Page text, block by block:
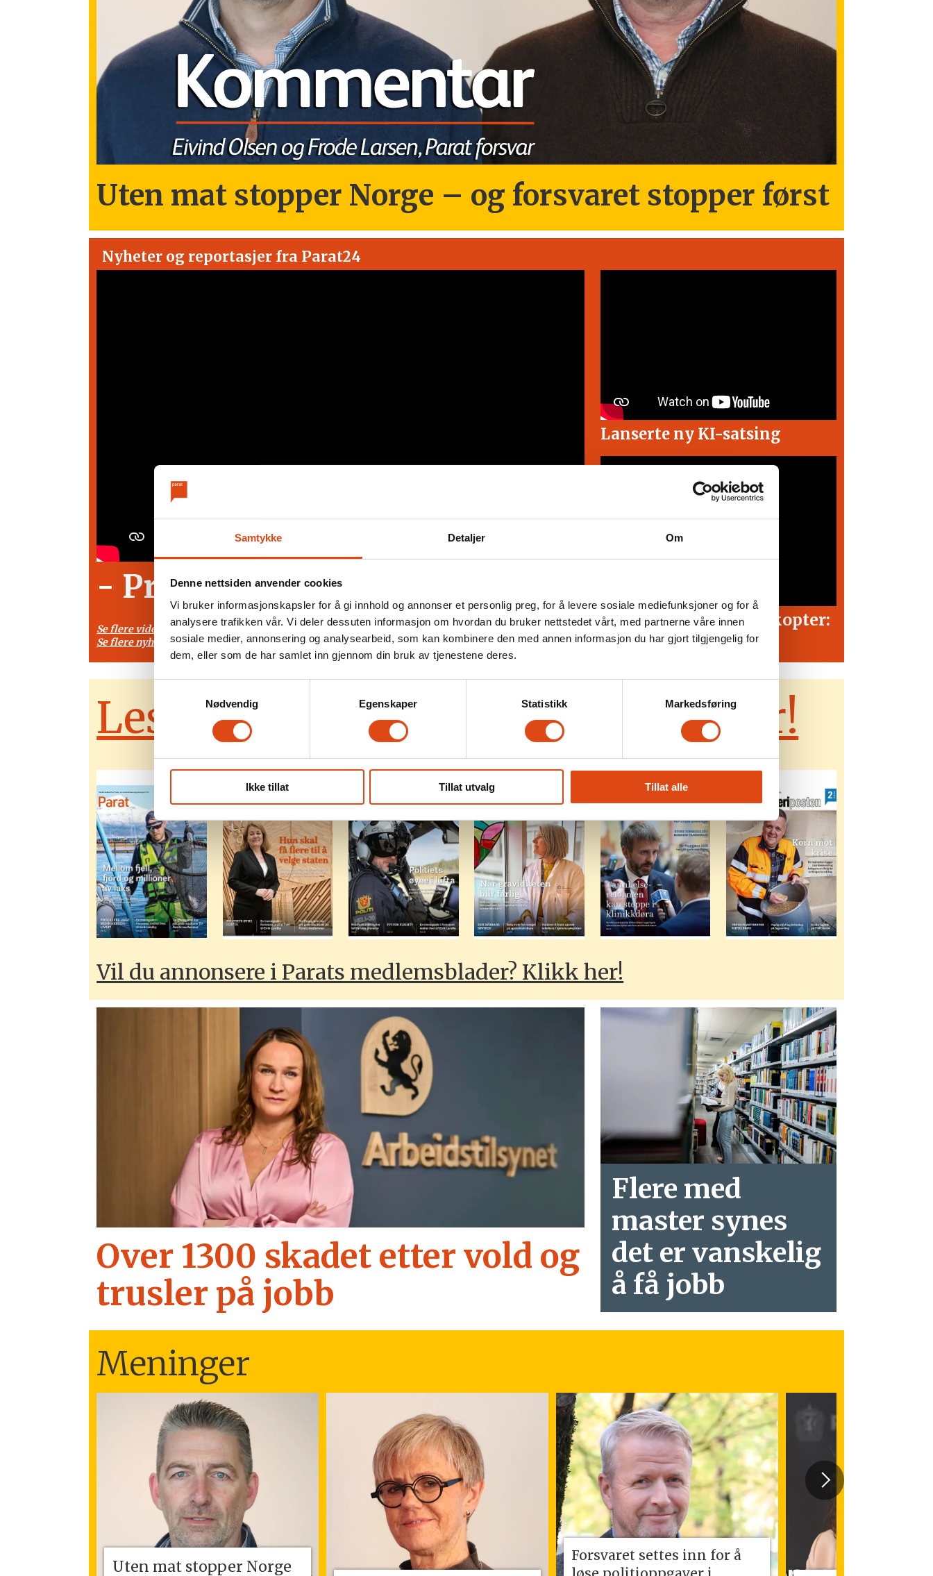
Samtykke Detaljer Om
Denne nettsiden anvender cookies
Vi bruker informasjonskapsler for å gi innhold og annonser et personlig preg, for å levere sosiale mediefunksjoner og for å
analysere trafikken vår. Vi deler dessuten informasjon om hvordan du bruker nettstedet vårt, med partnerne våre innen
sosiale medier, annonsering og analysearbeid, som kan kombinere den med annen informasjon du har gjort tilgjengelig for
dem, eller som de har samlet inn gjennom din bruk av tjenestene deres.
Nødvendig
Egenskaper Statistikk Markedsføring
Ikke tillat Tillat utvalg Tillat alle
Uten mat stopper Norge – og forsvaret stopper først
Nyheter og reportasjer fra Parat24
- Pride betyr kjærlighet
Se flere videointervjuer og -reportasjer her
Se flere nyhetsvideoer fra Parat24 her
Lanserte ny KI-satsing
Anders flyr politihelikopter:
– Ganske krevende
Les alle Parats medlemsblader her!
Vil du annonsere i Parats medlemsblader? Klikk her!
Over 1300 skadet etter vold og
trusler på jobb
Flere med
master synes
det er vanskelig
å få jobb
Meninger
Uten mat stopper Norge
Forsvaret settes inn for å